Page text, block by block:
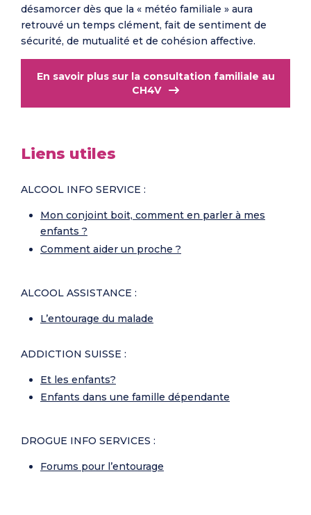
désamorcer dès que la « météo familiale » aura
retrouvé un temps clément, fait de sentiment de
sécurité, de mutualité et de cohésion affective.
En savoir plus sur la consultation familiale au
CH4V
Liens utiles
ALCOOL INFO SERVICE :
Mon conjoint boit, comment en parler à mes
enfants ?
Comment aider un proche ?
ALCOOL ASSISTANCE :
L’entourage du malade
ADDICTION SUISSE :
Et les enfants?
Enfants dans une famille dépendante
DROGUE INFO SERVICES :
Forums pour l’entourage